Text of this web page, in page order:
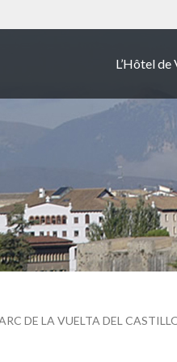
L’Hôtel de
DE LA VUELTA DEL